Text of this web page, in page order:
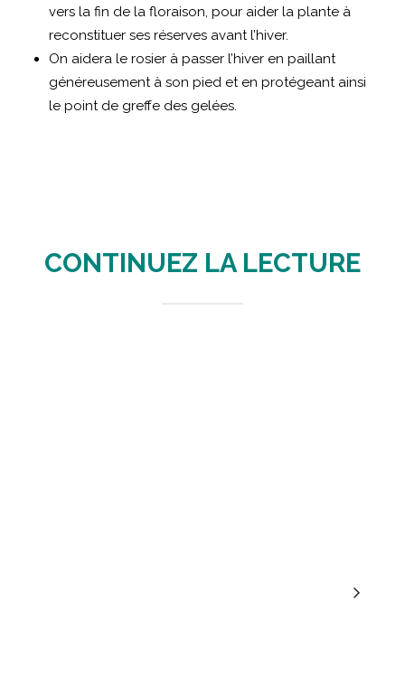
vers la fin de la floraison, pour aider la plante à
reconstituer ses réserves avant l’hiver.
On aidera le rosier à passer l’hiver en paillant
généreusement à son pied et en protégeant ainsi
le point de greffe des gelées.
CONTINUEZ LA LECTURE